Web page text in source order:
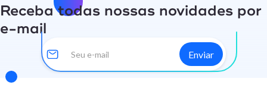
Receba todas nossas novidades por
e-mail